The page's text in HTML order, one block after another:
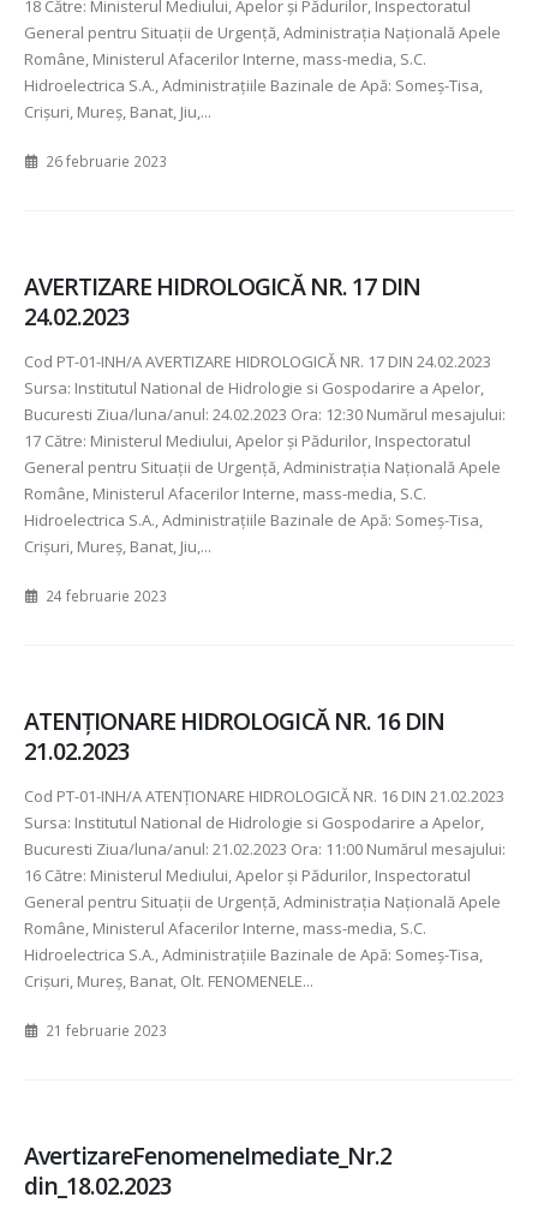
18 Către: Ministerul Mediului, Apelor şi Pădurilor, Inspectoratul
General pentru Situaţii de Urgenţă, Administraţia Naţională Apele
Române, Ministerul Afacerilor Interne, mass-media, S.C.
Hidroelectrica S.A., Administraţiile Bazinale de Apă: Someş-Tisa,
Crişuri, Mureş, Banat, Jiu,...
26 februarie 2023
AVERTIZARE HIDROLOGICĂ NR. 17 DIN
24.02.2023
Cod PT-01-INH/A AVERTIZARE HIDROLOGICĂ NR. 17 DIN 24.02.2023
Sursa: Institutul National de Hidrologie si Gospodarire a Apelor,
Bucuresti Ziua/luna/anul: 24.02.2023 Ora: 12:30 Numărul mesajului:
17 Către: Ministerul Mediului, Apelor şi Pădurilor, Inspectoratul
General pentru Situaţii de Urgenţă, Administraţia Naţională Apele
Române, Ministerul Afacerilor Interne, mass-media, S.C.
Hidroelectrica S.A., Administraţiile Bazinale de Apă: Someş-Tisa,
Crişuri, Mureş, Banat, Jiu,...
24 februarie 2023
ATENŢIONARE HIDROLOGICĂ NR. 16 DIN
21.02.2023
Cod PT-01-INH/A ATENŢIONARE HIDROLOGICĂ NR. 16 DIN 21.02.2023
Sursa: Institutul National de Hidrologie si Gospodarire a Apelor,
Bucuresti Ziua/luna/anul: 21.02.2023 Ora: 11:00 Numărul mesajului:
16 Către: Ministerul Mediului, Apelor şi Pădurilor, Inspectoratul
General pentru Situaţii de Urgenţă, Administraţia Naţională Apele
Române, Ministerul Afacerilor Interne, mass-media, S.C.
Hidroelectrica S.A., Administraţiile Bazinale de Apă: Someş-Tisa,
Crişuri, Mureş, Banat, Olt. FENOMENELE...
21 februarie 2023
AvertizareFenomeneImediate_Nr.2
din_18.02.2023